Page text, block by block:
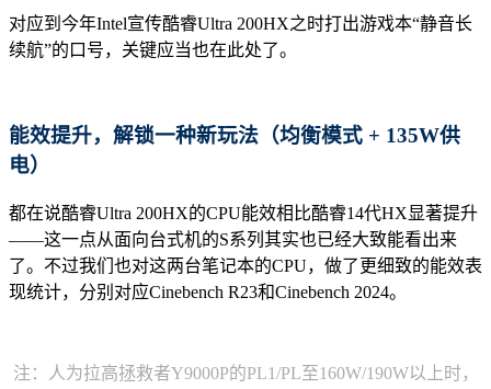
对应到今年Intel宣传酷睿Ultra 200HX之时打出游戏本“静音长
续航”的口号，关键应当也在此处了。
能效提升， 解锁一种新玩法（均衡模式 + 135W供
电）
都在说酷睿Ultra 200HX的CPU能效相比酷睿14代HX显著提升
——这一点从面向台式机的S系列其实也已经大致能看出来
了。不过我们也对这两台笔记本的CPU，做了更细致的能效表
现统计，分别对应Cinebench R23和Cinebench 2024。
注：人为拉高拯救者Y9000P的PL1/PL至160W/190W以上时，